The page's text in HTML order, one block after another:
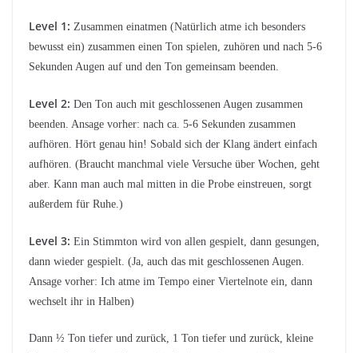
Level 1: Zusammen einatmen (Natürlich atme ich besonders
bewusst ein) zusammen einen Ton spielen, zuhören und nach 5-6
Sekunden Augen auf und den Ton gemeinsam beenden.
Level 2: Den Ton auch mit geschlossenen Augen zusammen
beenden. Ansage vorher: nach ca. 5-6 Sekunden zusammen
aufhören. Hört genau hin! Sobald sich der Klang ändert einfach
aufhören. (Braucht manchmal viele Versuche über Wochen, geht
aber. Kann man auch mal mitten in die Probe einstreuen, sorgt
außerdem für Ruhe.)
Level 3: Ein Stimmton wird von allen gespielt, dann gesungen,
dann wieder gespielt. (Ja, auch das mit geschlossenen Augen.
Ansage vorher: Ich atme im Tempo einer Viertelnote ein, dann
wechselt ihr in Halben)
Dann ½ Ton tiefer und zurück, 1 Ton tiefer und zurück, kleine